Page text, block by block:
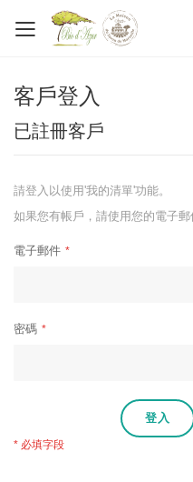
客戶登入
已註冊客戶
請登入以使用'我的清單'功能。
如果您有帳戶，請使用您的電子郵
電子郵件
密碼
登入